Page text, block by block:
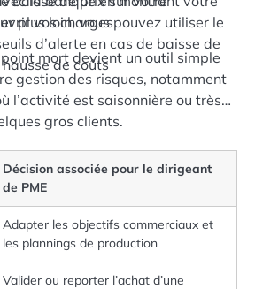
plus loin, vous pouvez utiliser le
vos charges
d’alerte en cas de baisse de
de coûts
mort devient un outil simple
gestion des risques, notamment
l’activité est saisonnière ou très
gros clients.
Décision associée pour le dirigeant
de PME
Adapter les objectifs commerciaux et
les plannings de production
Valider ou reporter l’achat d’une